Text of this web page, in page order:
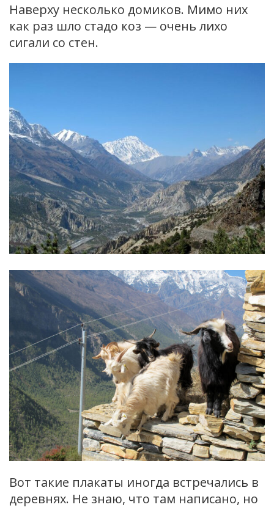
Наверху несколько домиков. Мимо них
как раз шло стадо коз — очень лихо
сигали со стен.
Вот такие плакаты иногда встречались в
деревнях. Не знаю, что там написано, но